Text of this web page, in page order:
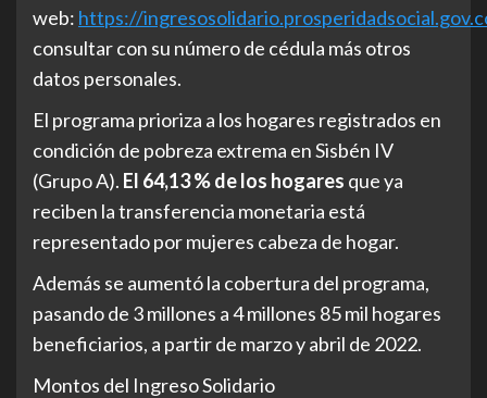
web: https://
consultar con su número de cédula más otros
datos personales.
El programa prioriza a los hogares registrados en
condición de pobreza extrema en Sisbén IV
(Grupo A). El 64,13 % de los hogares que ya
reciben la transferencia monetaria está
representado por mujeres cabeza de hogar.
Además se aumentó la cobertura del programa,
pasando de 3 millones a 4 millones 85 mil hogares
beneficiarios, a partir de marzo y abril de 2022.
Montos del Ingreso Solidario